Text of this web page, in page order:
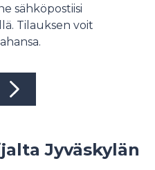
sähköpostiisi
Tilauksen voit
Jyväskylän